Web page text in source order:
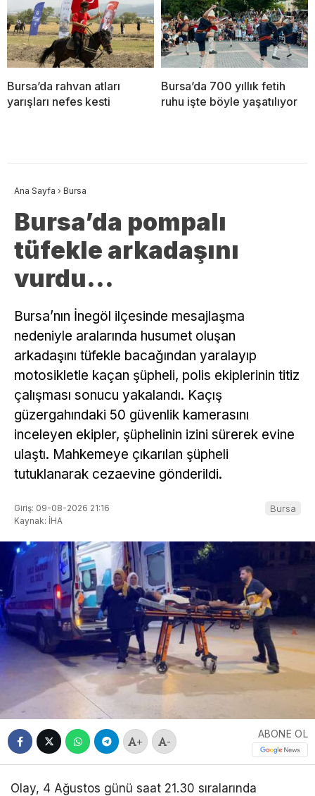
Bursa’da rahvan atları
yarışları nefes kesti
Bursa’da 700 yıllık fetih
ruhu işte böyle yaşatılıyor
Ana Sayfa › Bursa
Bursa’da pompalı
tüfekle arkadaşını
vurdu…
Bursa’nın İnegöl ilçesinde mesajlaşma
nedeniyle aralarında husumet oluşan
arkadaşını tüfekle bacağından yaralayıp
motosikletle kaçan şüpheli, polis ekiplerinin titiz
çalışması sonucu yakalandı. Kaçış
güzergahındaki 50 güvenlik kamerasını
inceleyen ekipler, şüphelinin izini sürerek evine
ulaştı. Mahkemeye çıkarılan şüpheli
tutuklanarak cezaevine gönderildi.
Giriş: 09-08-2026 21:16
Kaynak: İHA
Bursa
+ -
ABONE OL
Olay, 4 Ağustos günü saat 21.30 sıralarında